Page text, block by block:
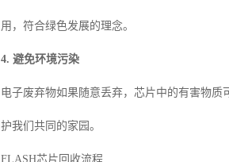
用，符合绿色发展的理念。
4. 避免环境污染
电子废弃物如果随意丢弃，芯片中的有害物
护我们共同的家园。
FLASH芯片回收流程